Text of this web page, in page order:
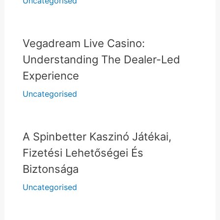
Vegadream Live Casino:
Understanding The Dealer-Led
Experience
Uncategorised
A Spinbetter Kaszinó Játékai,
Fizetési Lehetőségei És
Biztonsága
Uncategorised